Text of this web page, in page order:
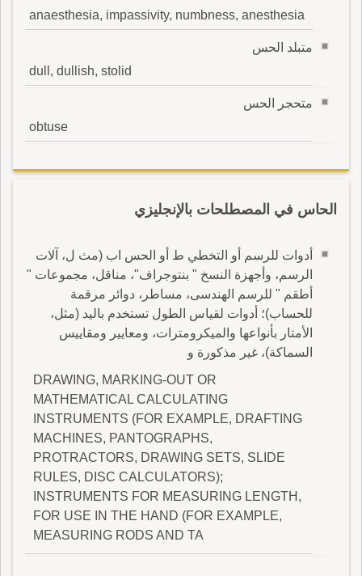
anaesthesia, impassivity, numbness, anesthesia
متبلد الحس
dull, dullish, stolid
متحجر الحس
obtuse
الحاس في المصطلحات بالإنجليزي
أدوات للرسم أو التخطي ط أو الحس اب (مث ل، آلات
الرسم، وأجهزة النسخ " بنتوجراف"، مناقل، مجموعات "
أطقم " للرسم الهندسى، مساطر، دوائر مرقمة
للحساب)؛ أدوات لقياس الطول تستخدم باليد (مثل،
الأمتار بأنواعها والميكرومترات، ومعايير ومقاييس
السماكة)، غير مذكورة و
DRAWING, MARKING-OUT OR
MATHEMATICAL CALCULATING
INSTRUMENTS (FOR EXAMPLE, DRAFTING
MACHINES, PANTOGRAPHS,
PROTRACTORS, DRAWING SETS, SLIDE
RULES, DISC CALCULATORS);
INSTRUMENTS FOR MEASURING LENGTH,
FOR USE IN THE HAND (FOR EXAMPLE,
MEASURING RODS AND TA